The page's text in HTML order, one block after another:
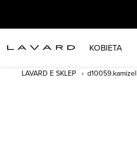
KOBIETA
LAVARD E SKLEP